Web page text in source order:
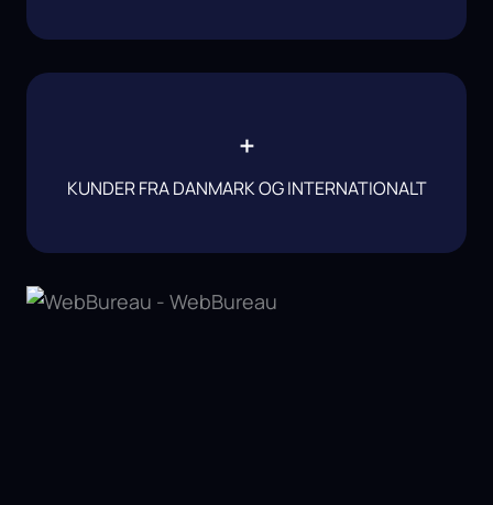
+
KUNDER FRA DANMARK OG INTERNATIONALT